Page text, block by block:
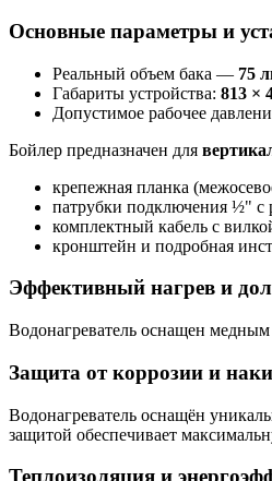
Основные параметры и
Реальный объем бака — 75
Габариты устройства: 813 ×
Допустимое рабочее
Бойлер предназначен для
крепежная планка
патрубки подключения ½​" с
комплектный кабель с
кронштейн и подробная
Эффективный нагрев и
Водонагреватель оснащен
Защита от коррозии и
Водонагреватель оснащён
защитой обеспечивает
Теплоизоляция и